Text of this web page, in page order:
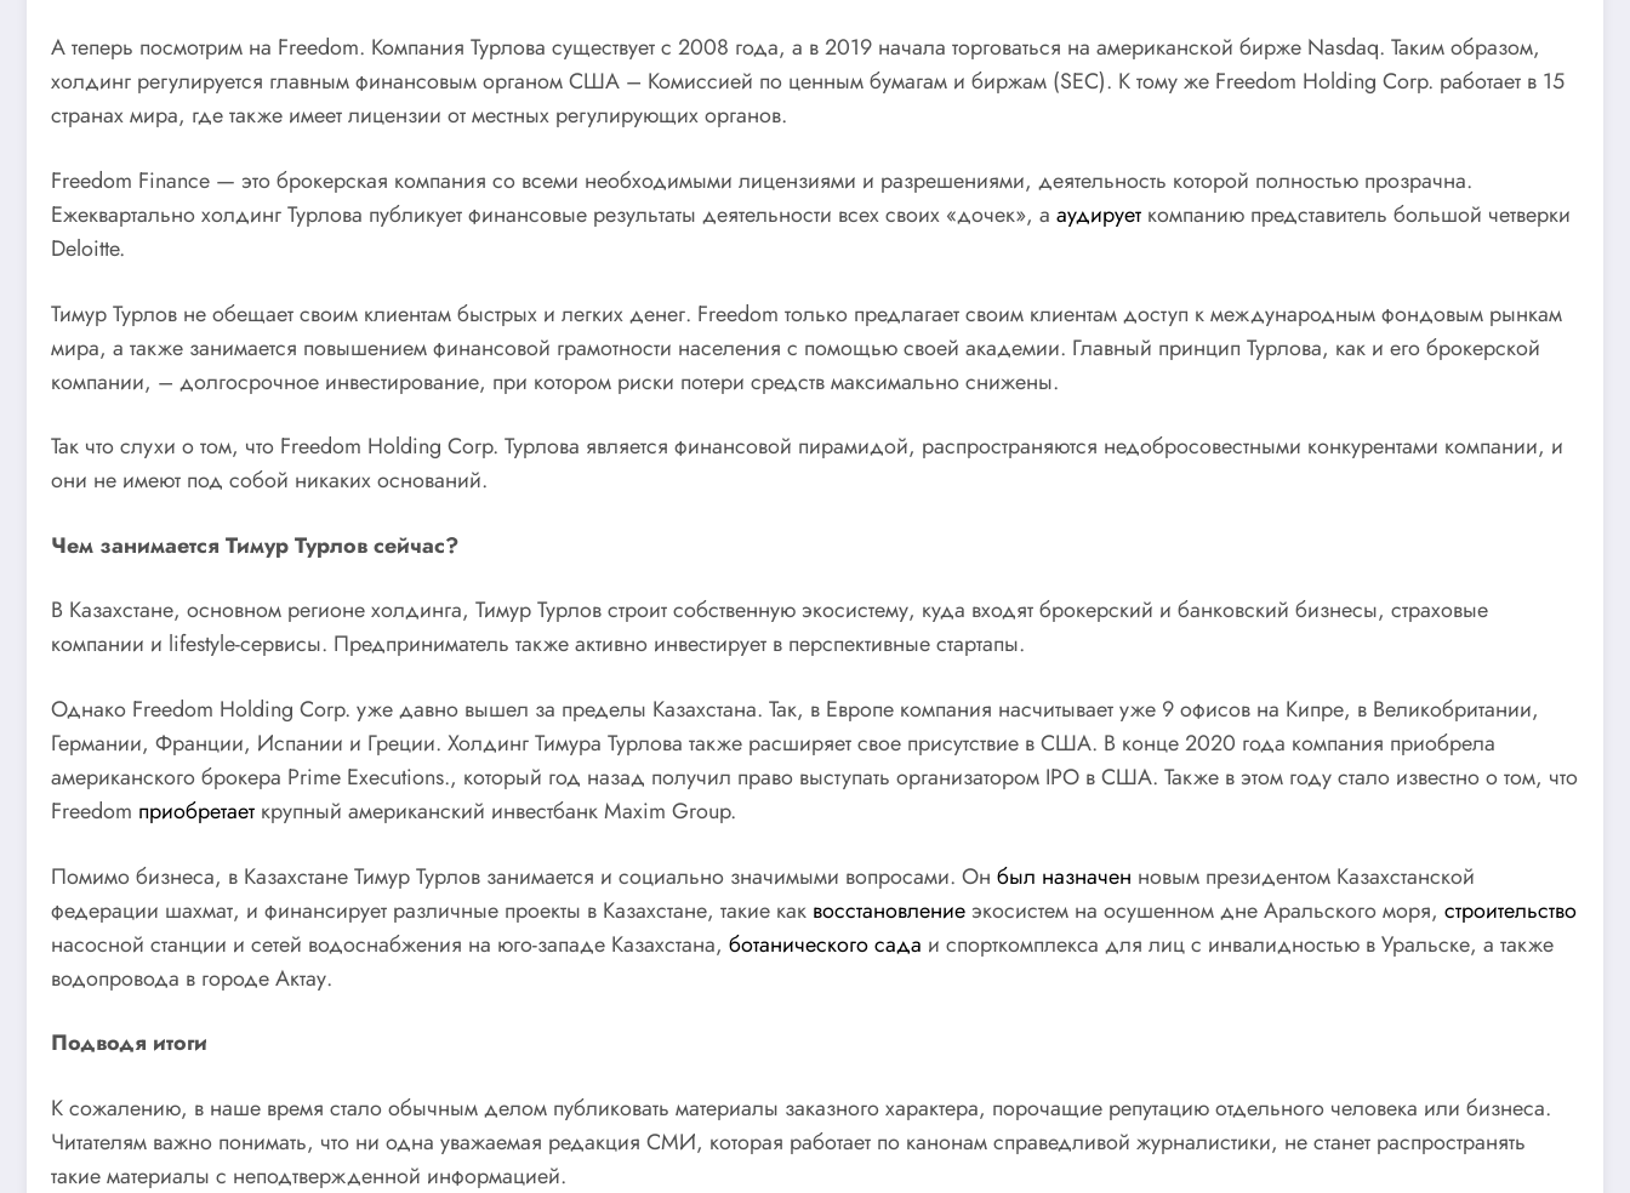
А теперь посмотрим на Freedom. Компания Турлова существует с 2008 года, а в 2019 начала торговаться на американской бирже Nasdaq. Таким образом,
холдинг регулируется главным финансовым органом США – Комиссией по ценным бумагам и биржам (SEC). К тому же Freedom Holding Corp. работает в 15
странах мира, где также имеет лицензии от местных регулирующих органов.
Freedom Finance — это брокерская компания со всеми необходимыми лицензиями и разрешениями, деятельность которой полностью прозрачна.
Ежеквартально холдинг Турлова публикует финансовые результаты деятельности всех своих «дочек», а аудирует компанию представитель большой четверки
Deloitte.
Тимур Турлов не обещает своим клиентам быстрых и легких денег. Freedom только предлагает своим клиентам доступ к международным фондовым рынкам
мира, а также занимается повышением финансовой грамотности населения с помощью своей академии. Главный принцип Турлова, как и его брокерской
компании, – долгосрочное инвестирование, при котором риски потери средств максимально снижены.
Так что слухи о том, что Freedom Holding Corp. Турлова является финансовой пирамидой, распространяются недобросовестными конкурентами компании, и
они не имеют под собой никаких оснований.
Чем занимается Тимур Турлов сейчас?
В Казахстане, основном регионе холдинга, Тимур Турлов строит собственную экосистему, куда входят брокерский и банковский бизнесы, страховые
компании и lifestyle-сервисы. Предприниматель также активно инвестирует в перспективные стартапы.
Однако Freedom Holding Corp. уже давно вышел за пределы Казахстана. Так, в Европе компания насчитывает уже 9 офисов на Кипре, в Великобритании,
Германии, Франции, Испании и Греции. Холдинг Тимура Турлова также расширяет свое присутствие в США. В конце 2020 года компания приобрела
американского брокера Prime Executions., который год назад получил право выступать организатором IPO в США. Также в этом году стало известно о том, что
Freedom приобретает крупный американский инвестбанк Maxim Group.
Помимо бизнеса, в Казахстане Тимур Турлов занимается и социально значимыми вопросами. Он был назначен новым президентом Казахстанской
федерации шахмат, и финансирует различные проекты в Казахстане, такие как восстановление экосистем на осушенном дне Аральского моря, строительство
насосной станции и сетей водоснабжения на юго-западе Казахстана, ботанического сада и спорткомплекса для лиц с инвалидностью в Уральске, а также
водопровода в городе Актау.
Подводя итоги
К сожалению, в наше время стало обычным делом публиковать материалы заказного характера, порочащие репутацию отдельного человека или бизнеса.
Читателям важно понимать, что ни одна уважаемая редакция СМИ, которая работает по канонам справедливой журналистики, не станет распространять
такие материалы с неподтвержденной информацией.